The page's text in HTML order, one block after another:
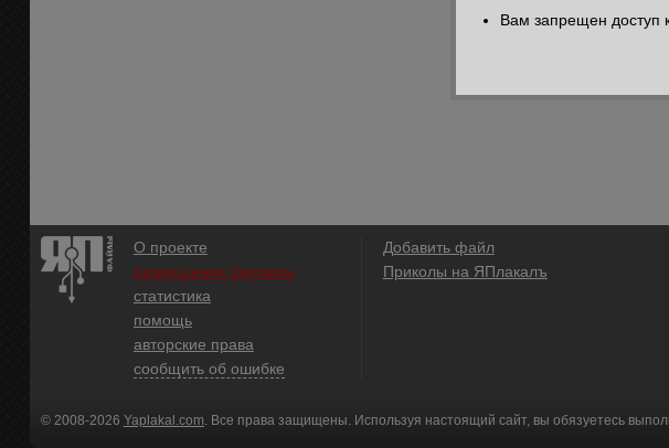
О проекте
размещение рекламы
статистика
помощь
авторские права
сообщить об ошибке
Добавить файл
Приколы на ЯПлакалъ
© 2008-2026 Yaplakal.com. Все права защищены. Используя настоящий сайт, вы обязуетесь
Вам запрещен доступ